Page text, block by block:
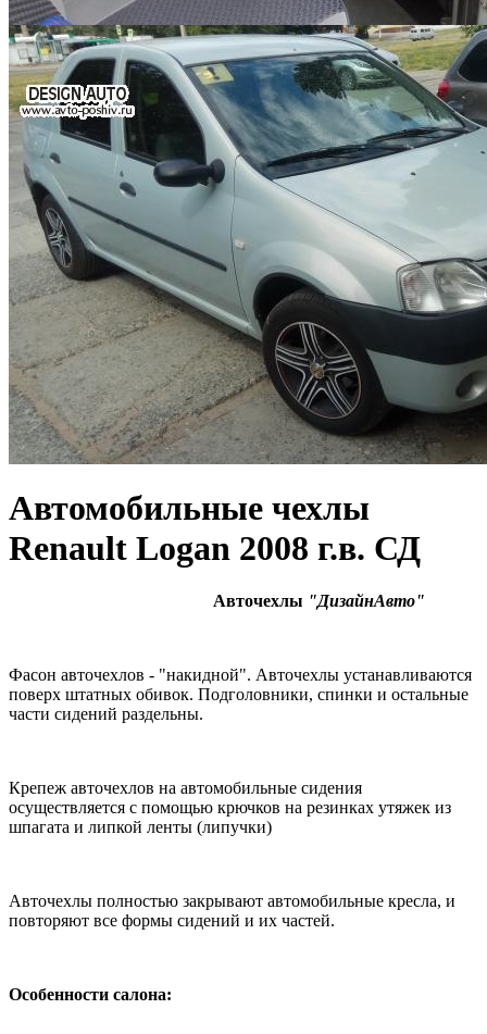
Автомобильные чехлы
Renault Logan 2008 г.в. СД
Авточехлы "ДизайнАвто"
Фасон авточехлов - "накидной". Авточехлы устанавливаются
поверх штатных обивок. Подголовники, спинки и остальные
части сидений раздельны.
Крепеж авточехлов на автомобильные сидения
осуществляется с помощью крючков на резинках утяжек из
шпагата и липкой ленты (липучки)
Авточехлы полностью закрывают автомобильные кресла, и
повторяют все формы сидений и их частей.
Особенности салона: